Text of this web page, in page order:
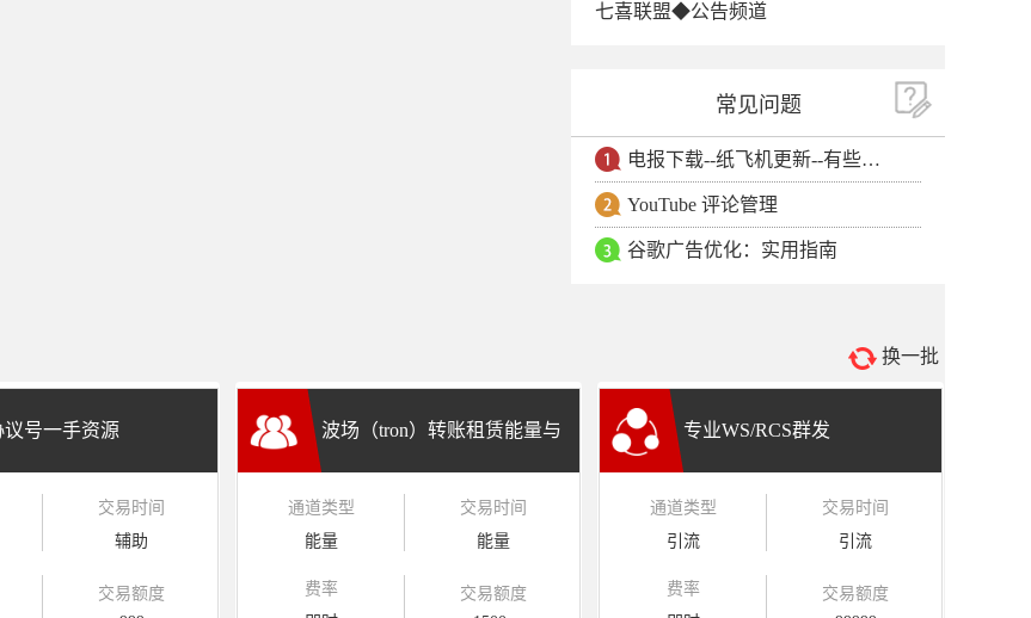
七喜联盟◆公告频道
常见问题
电报下载--纸飞机更新--有些用户安卓手机无法更新电报软件
YouTube 评论管理
谷歌广告优化：实用指南
换一批
议号一手资源
交易时间
辅助
交易额度
波场（tron）转账租赁能量与
通道类型
能量
交易时间
能量
费率
交易额度
专业WS/RCS群发
通道类型
引流
交易时间
引流
费率
交易额度